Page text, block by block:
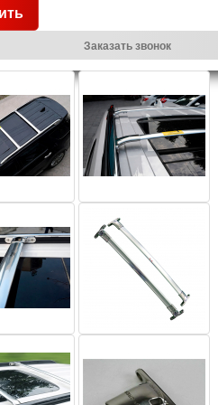
Заказать звонок